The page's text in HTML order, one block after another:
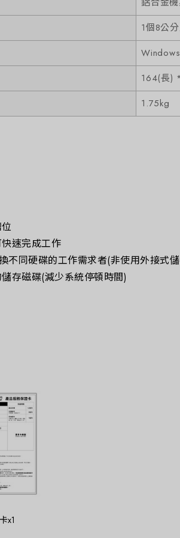
1個8公
164(長)
1.75kg
速完成工作
不同硬碟的工作需求者(非使用外接式
存磁碟(減少系統停頓時間)
x1